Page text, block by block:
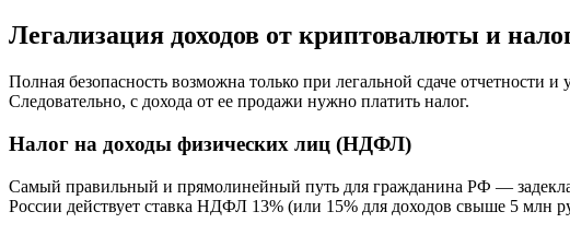
Легализация доходов от криптовалюты и
Полная безопасность возможна только при легальной сдаче
Следовательно, с дохода от ее продажи нужно платить налог.
Налог на доходы физических лиц (НДФЛ)
Самый правильный и прямолинейный путь для гражданина РФ —
России действует ставка НДФЛ 13% (или 15% для доходов свыше 5 млн